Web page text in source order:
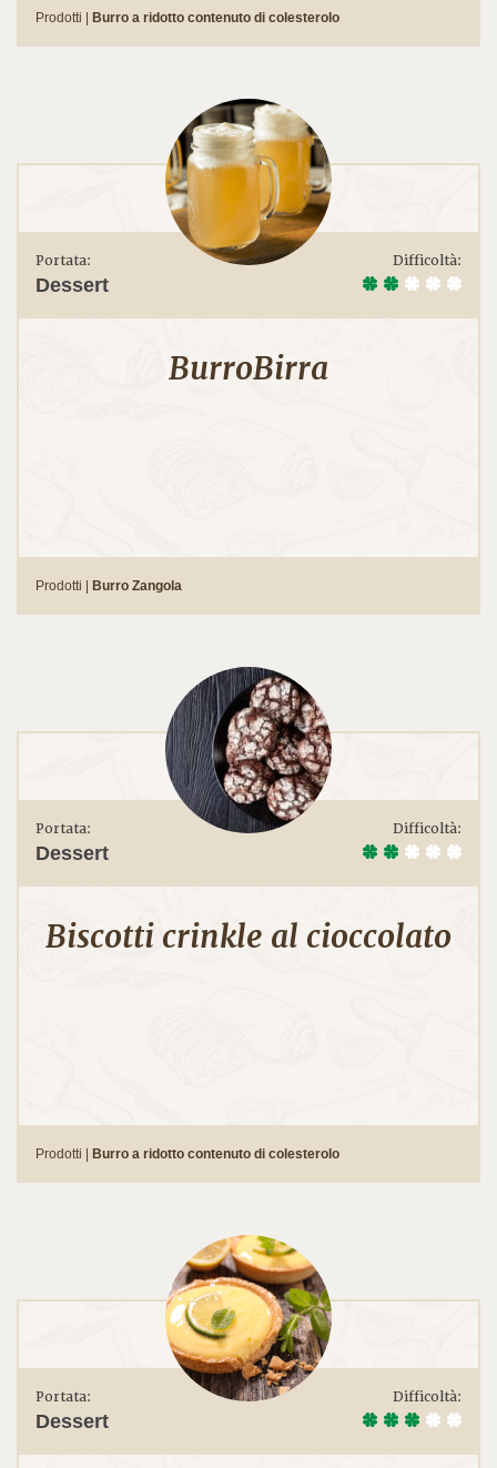
Prodotti | Burro a ridotto contenuto di colesterolo
Portata:
Dessert
Difficoltà:
BurroBirra
Prodotti | Burro Zangola
Portata:
Dessert
Difficoltà:
Biscotti crinkle al cioccolato
Prodotti | Burro a ridotto contenuto di colesterolo
Portata:
Dessert
Difficoltà: